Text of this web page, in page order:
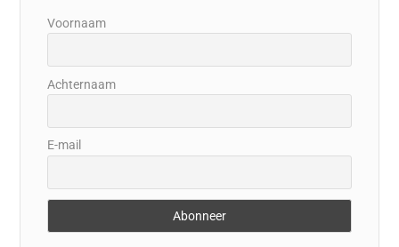
Voornaam
Achternaam
E-mail